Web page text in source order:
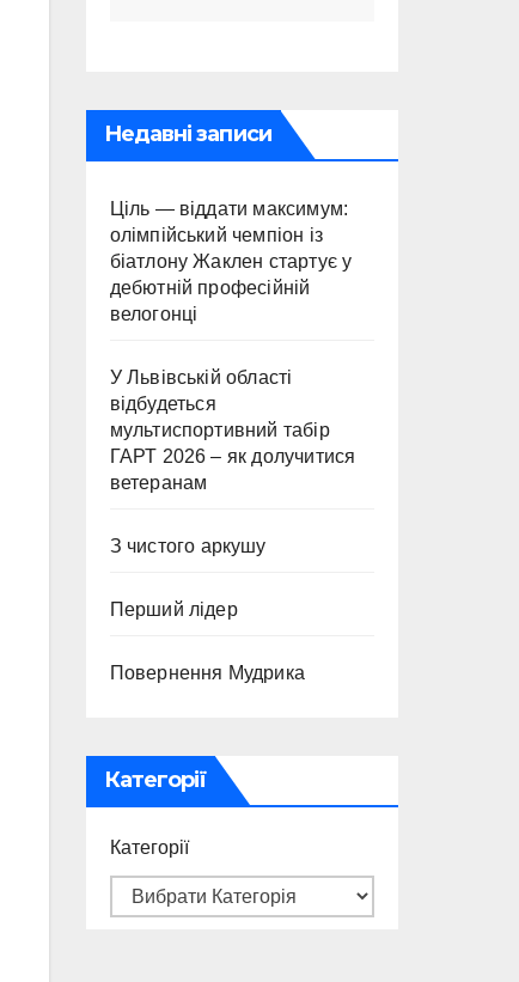
Недавні записи
Ціль — віддати максимум:
олімпійський чемпіон із
біатлону Жаклен стартує у
дебютній професійній
велогонці
У Львівській області
відбудеться
мультиспортивний табір
ГАРТ 2026 – як долучитися
ветеранам
З чистого аркушу
Перший лідер
Повернення Мудрика
Категорії
Категорії